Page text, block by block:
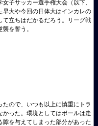
子サッカー選手権大会（以下、
早大や今回の日体大はインカレの
立ちはだかるだろう。リーグ戦
を誓う。
ので、いつも以上に慎重にトラ
かった。環境としてはボールは走
を与えてしまった部分があった